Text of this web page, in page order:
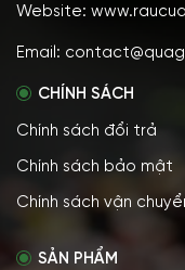
Website:
Email:
CHÍNH SÁCH
Chính sách đổi trả
Chính sách bảo mật
Chính sách vận
SẢN PHẨM